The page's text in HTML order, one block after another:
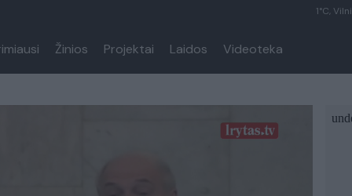
1°C,
Žinios Projektai Laidos Videoteka